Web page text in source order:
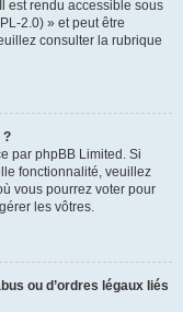
est rendu accessible sous
2.0) » et peut être
consulter la rubrique
?
par phpBB Limited. Si
fonctionnalité, veuillez
vous pourrez voter pour
les vôtres.
ou d’ordres légaux liés